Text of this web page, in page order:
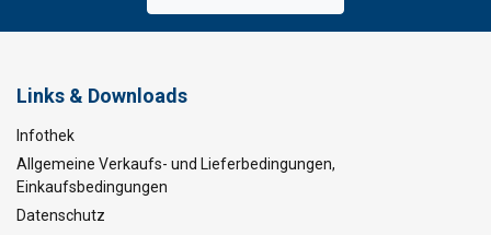
Links & Downloads
Infothek
Allgemeine Verkaufs- und Lieferbedingungen,
Einkaufsbedingungen
Datenschutz